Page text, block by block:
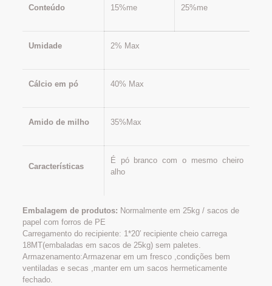
Conteúdo 15%me 25%me
Umidade 2% Max
Cálcio em pó 40% Max
Amido de milho 35%Max
Características
É pó branco com o mesmo cheiro
alho
Embalagem de produtos: Normalmente em 25kg / sacos de
papel com forros de PE
Carregamento do recipiente: 1*20′ recipiente cheio carrega
18MT(embaladas em sacos de 25kg) sem paletes.
Armazenamento:Armazenar em um fresco ,condições bem
ventiladas e secas ,manter em um sacos hermeticamente
fechado.